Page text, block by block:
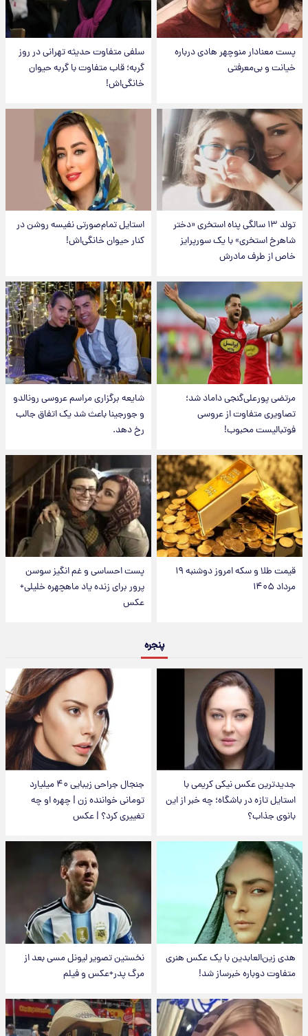
پست معنادار منوچهر هادی درباره
خیانت و بی‌معرفتی
سلفی متفاوت حدیثه تهرانی در روز
گربه؛ قاب متفاوت با گربه حیوان
خانگی‌اش!
تولد ۱۳ سالگی پناه استخری «دختر
شاهرخ استخری» با یک سورپرایز
خاص از طرف مادرش
استایل تمام‌صورتی نفیسه روشن در
کنار حیوان خانگی‌اش!
مرتضی پورعلی‌گنجی داماد شد؛
تصاویری متفاوت از عروسی
فوتبالیست محبوب!
شایعه برگزاری مراسم عروسی رونالدو
و جورجینا باعث شد یک اتفاق جالب
رخ دهد.
قیمت طلا و سکه امروز دوشنبه ۱۹
مرداد ۱۴۰۵
پست احساسی و غم انگیز سوسن
پرور برای زنده یاد ماهچهره خلیلی+
عکس
پنجره
جدیدترین عکس نیکی کریمی با
استایل تازه در باشگاه؛ چه خبر از این
بانوی جذاب؟
جنجال جراحی زیبایی ۴۰ میلیارد
تومانی خواننده زن | چهره او چه
تغییری کرد؟ | عکس
هدی زین‌العابدین با یک عکس هنری
متفاوت دوباره خبرساز شد!
نخستین تصویر لیونل مسی بعد از
مرگ پدر+عکس و فیلم